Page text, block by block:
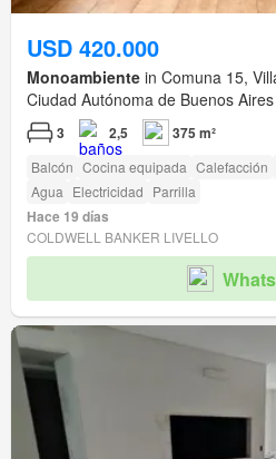
USD 420.000
Monoambiente in Comuna 15,
Ciudad Autónoma de Buenos Aires
3 2,5 375 m²
Balcón Cocina equipada Calefacción
Agua Electricidad Parrilla
Hace 19 días
COLDWELL BANKER LIVELLO